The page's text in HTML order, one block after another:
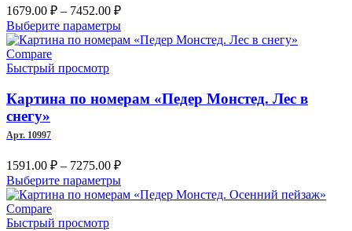
1679.00 ₽ – 7452.00 ₽Диапазон
цен:
1679.00 ₽
Выберите параметрыЭтот
товар
Опции
можно
товара.
Compare
Быстрый просмотр
Картина по номерам «Педер Монстед. Лес в
снегу»
Арт. 10997
1591.00 ₽ – 7275.00 ₽Диапазон
цен:
1591.00 ₽
Выберите параметрыЭтот
товар
Compare
Быстрый просмотр